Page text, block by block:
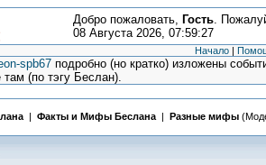
Добро пожаловать, Гость.
08 Августа 2026, 07:59:27
Начало |
spb67 подробно (но кратко) изложены
(по тэгу Беслан).
| Факты и Мифы Беслана| Разные мифы